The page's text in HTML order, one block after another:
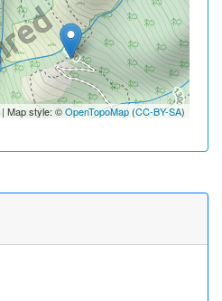
| Map style: ©OpenTopoMap(CC-BY-SA)